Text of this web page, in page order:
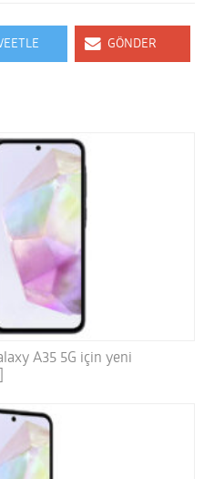
GÖNDER
A35 5G için yeni